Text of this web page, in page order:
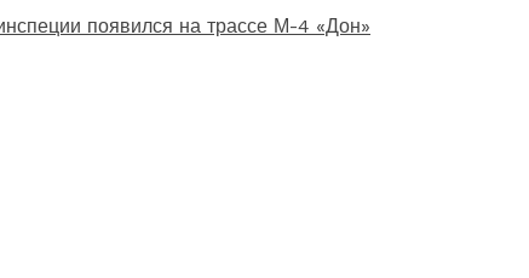
появился на трассе М-4 «Дон»